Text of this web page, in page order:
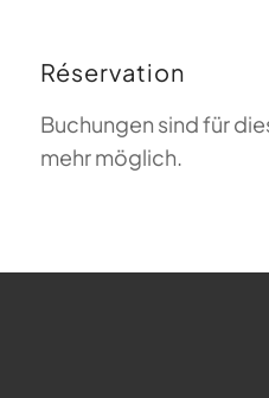
Réservation
Buchungen sind für
mehr möglich.